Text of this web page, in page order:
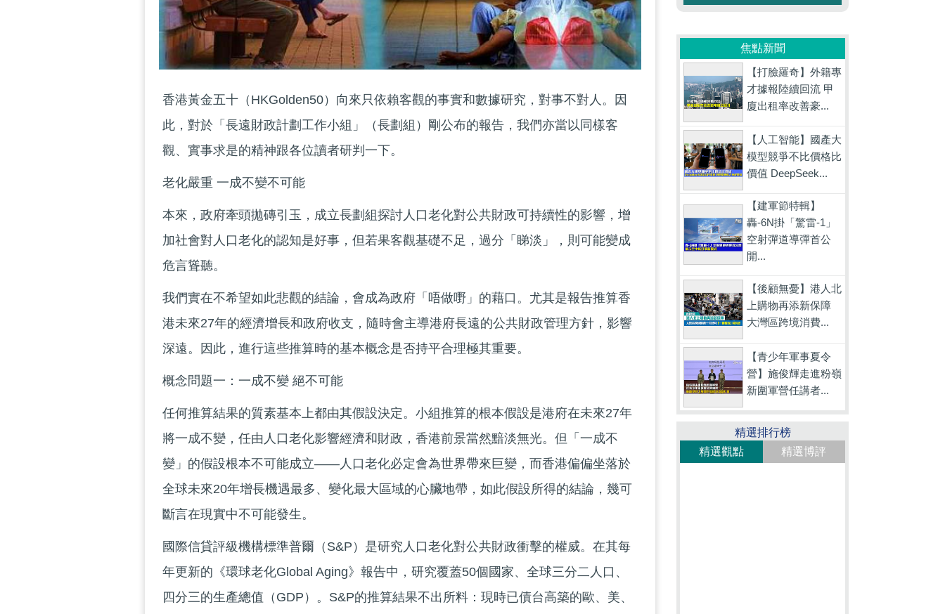
香港黃金五十（HKGolden50）向來只依賴客觀的事實和數據研究，對事不對人。因
此，對於「長遠財政計劃工作小組」（長劃組）剛公布的報告，我們亦當以同樣客
觀、實事求是的精神跟各位讀者研判一下。
老化嚴重 一成不變不可能
本來，政府牽頭拋磚引玉，成立長劃組探討人口老化對公共財政可持續性的影響，增
加社會對人口老化的認知是好事，但若果客觀基礎不足，過分「睇淡」，則可能變成
危言聳聽。
我們實在不希望如此悲觀的結論，會成為政府「唔做嘢」的藉口。尤其是報告推算香
港未來27年的經濟增長和政府收支，隨時會主導港府長遠的公共財政管理方針，影響
深遠。因此，進行這些推算時的基本概念是否持平合理極其重要。
概念問題一：一成不變 絕不可能
任何推算結果的質素基本上都由其假設決定。小組推算的根本假設是港府在未來27年
將一成不變，任由人口老化影響經濟和財政，香港前景當然黯淡無光。但「一成不
變」的假設根本不可能成立——人口老化必定會為世界帶來巨變，而香港偏偏坐落於
全球未來20年增長機遇最多、變化最大區域的心臟地帶，如此假設所得的結論，幾可
斷言在現實中不可能發生。
國際信貸評級機構標準普爾（S&P）是研究人口老化對公共財政衝擊的權威。在其每
年更新的《環球老化Global Aging》報告中，研究覆蓋50個國家、全球三分二人口、
四分三的生產總值（GDP）。S&P的推算結果不出所料：現時已債台高築的歐、美、
焦點新聞
【打臉羅奇】外籍專
才據報陸續回流 甲
廈出租率改善豪...
【人工智能】國產大
模型競爭不比價格比
價值 DeepSeek...
【建軍節特輯】
轟-6N掛「驚雷-1」
空射彈道導彈首公
開...
【後顧無憂】港人北
上購物再添新保障
大灣區跨境消費...
【青少年軍事夏令
營】施俊輝走進粉嶺
新圍軍營任講者...
精選排行榜
精選觀點
精選博評